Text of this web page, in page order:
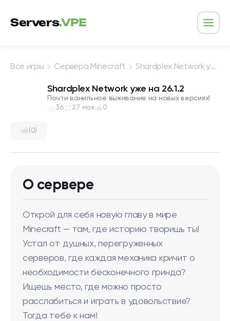
Servers.VPE
Все игры Сервера Minecraft Shardplex Network уже на 26.1.2
(0)
Shardplex Network уже на 26.1.2
Почти ванильное выживание на новых версиях!
36
27 мая 0
О сервере
Открой для себя новую главу в мире
Minecraft — там, где историю творишь ты!
Устал от душных, перегруженных
серверов, где каждая механика кричит о
необходимости бесконечного гринда?
Ищешь место, где можно просто
расслабиться и играть в удовольствие?
Тогда тебе к нам!